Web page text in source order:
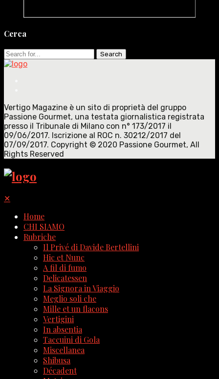
Cerca
Search
for:
Vertigo Magazine è un sito di proprietà del gruppo
Passione Gourmet, una testata giornalistica registrata
presso il Tribunale di Milano con n° 173/2017 il
09/06/2017. Iscrizione al ROC n. 30212/2017 del
07/09/2017. Copyright © 2020 Passione Gourmet, All
Rights Reserved
✕
Home
CHI SIAMO
Rubriche
Il Privé di Davide Bertellini
Hic et Nunc
A fil di fumo
Delicatessen
La Signora in Viaggio
Meglio soli che
Mille et un flacons
Vertigini
In absentia
Taccuini di Gola
Miscellanea
Shibusa
Décadent